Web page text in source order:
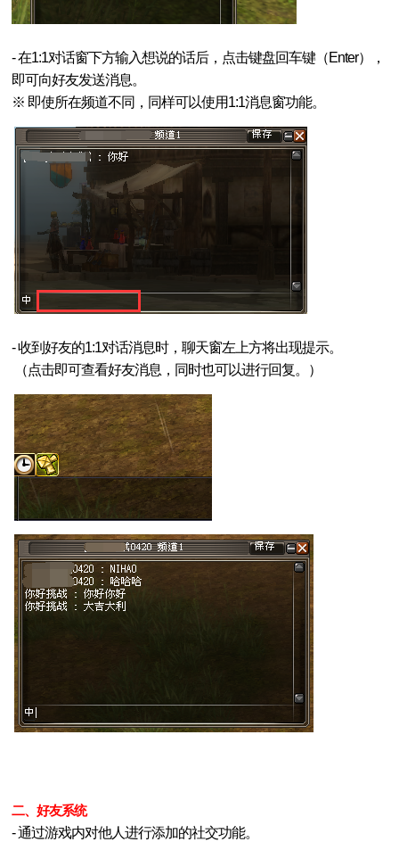
- 在1:1对话窗下方输入想说的话后，点击键盘回车键（Enter），
即可向好友发送消息。
※ 即使所在频道不同，同样可以使用1:1消息窗功能。
- 收到好友的1:1对话消息时，聊天窗左上方将出现提示。
（点击即可查看好友消息，同时也可以进行回复。）
二、好友系统
- 通过游戏内对他人进行添加的社交功能。